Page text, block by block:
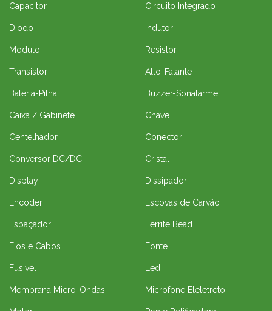
Capacitor Circuito Integrado
Diodo Indutor
Modulo Resistor
Transistor Alto-Falante
Bateria-Pilha Buzzer-Sonalarme
Caixa / Gabinete Chave
Centelhador Conector
Conversor DC/DC Cristal
Display Dissipador
Encoder Escovas de Carvão
Espaçador Ferrite Bead
Fios e Cabos Fonte
Fusivel Led
Membrana Micro-Ondas Microfone Eleletreto